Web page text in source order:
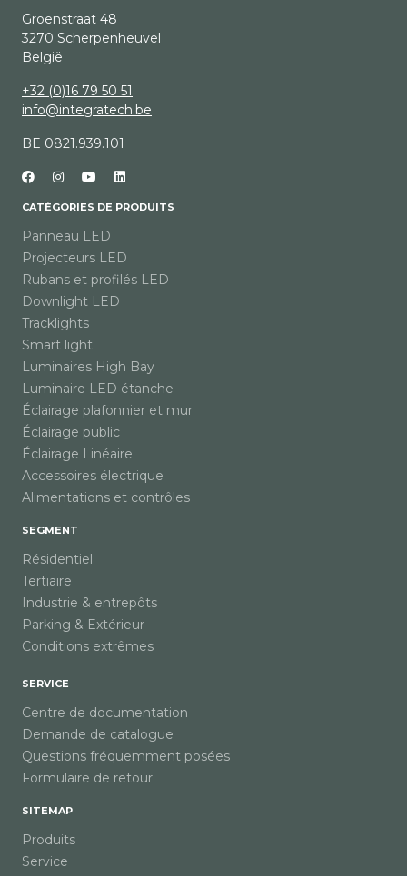
Groenstraat 48
3270 Scherpenheuvel
België
+32 (0)16 79 50 51
info@integratech.be
BE 0821.939.101
CATÉGORIES DE PRODUITS
Panneau LED
Projecteurs LED
Rubans et profilés LED
Downlight LED
Tracklights
Smart light
Luminaires High Bay
Luminaire LED étanche
Éclairage plafonnier et mur
Éclairage public
Éclairage Linéaire
Accessoires électrique
Alimentations et contrôles
SEGMENT
Résidentiel
Tertiaire
Industrie & entrepôts
Parking & Extérieur
Conditions extrêmes
SERVICE
Centre de documentation
Demande de catalogue
Questions fréquemment posées
Formulaire de retour
SITEMAP
Produits
Service